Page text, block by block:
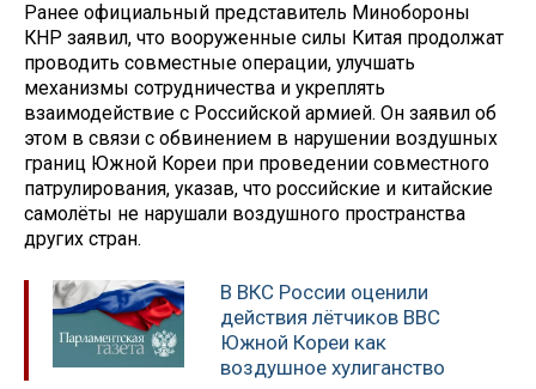
Ранее официальный представитель Минобороны
КНР заявил, что вооруженные силы Китая продолжат
проводить совместные операции, улучшать
механизмы сотрудничества и укреплять
взаимодействие с Российской армией. Он заявил об
этом в связи с обвинением в нарушении воздушных
границ Южной Кореи при проведении совместного
патрулирования, указав, что российские и китайские
самолёты не нарушали воздушного пространства
других стран.
В ВКС России оценили
действия лётчиков ВВС
Южной Кореи как
воздушное хулиганство